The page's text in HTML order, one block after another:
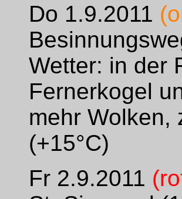
Do 1.9.2011
Wetter: in der
Fernerkogel
mehr Wolken,
(+15°C)
Fr 2.9.2011